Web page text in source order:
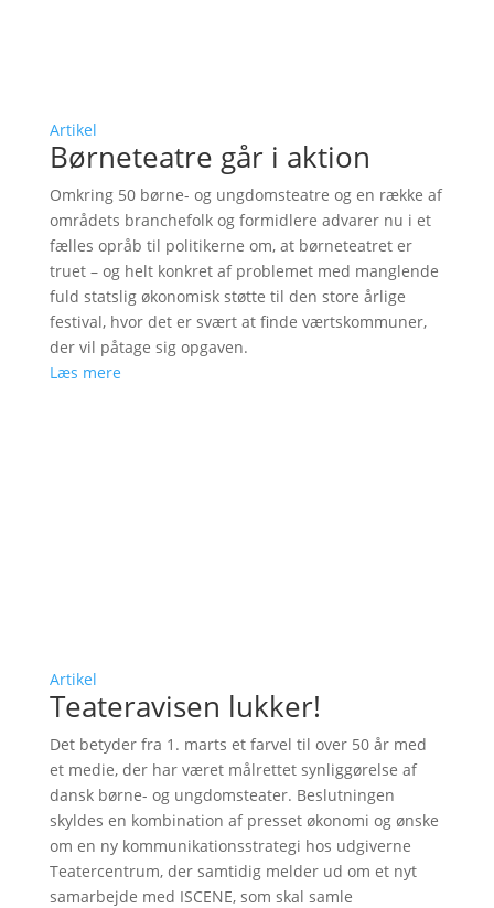
Artikel
Børneteatre går i aktion
Omkring 50 børne- og ungdomsteatre og en række af
områdets branchefolk og formidlere advarer nu i et
fælles opråb til politikerne om, at børneteatret er
truet – og helt konkret af problemet med manglende
fuld statslig økonomisk støtte til den store årlige
festival, hvor det er svært at finde værtskommuner,
der vil påtage sig opgaven.
Læs mere
Artikel
Teateravisen lukker!
Det betyder fra 1. marts et farvel til over 50 år med
et medie, der har været målrettet synliggørelse af
dansk børne- og ungdomsteater. Beslutningen
skyldes en kombination af presset økonomi og ønske
om en ny kommunikationsstrategi hos udgiverne
Teatercentrum, der samtidig melder ud om et nyt
samarbejde med ISCENE, som skal samle